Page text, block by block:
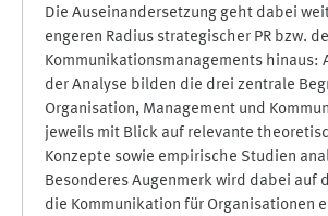
Die Auseinandersetzung geht dabei
engeren Radius strategischer PR bzw.
Kommunikationsmanagements hinaus:
der Analyse bilden die drei zentrale
Organisation, Management und
jeweils mit Blick auf relevante
Konzepte sowie empirische Studien
Besonderes Augenmerk wird dabei auf
die Kommunikation für Organisationen